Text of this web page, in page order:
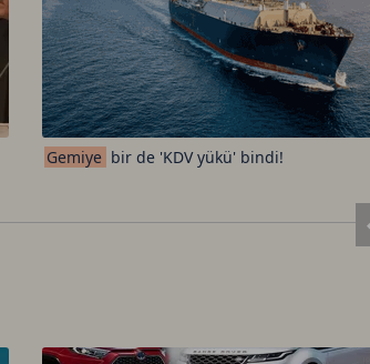
Gemiye bir de 'KDV yükü' bindi!